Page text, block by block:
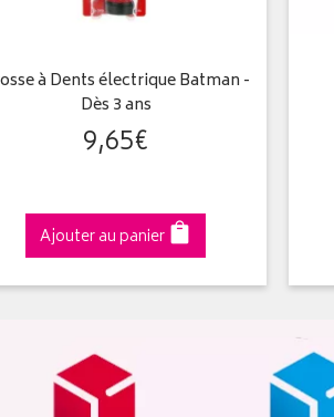
à Dents électrique Batman -
Dès 3 ans
9,65€
Ajouter au panier